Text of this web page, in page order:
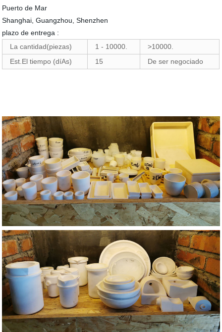
Puerto de Mar
Shanghai, Guangzhou, Shenzhen
plazo de entrega :
La cantidad(piezas)
1 - 10000.
>10000.
Est.El tiempo (díAs)
15 De ser negociado